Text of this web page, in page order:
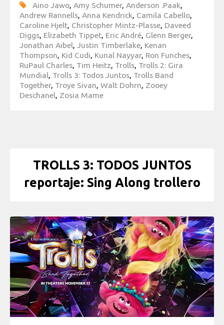
Aino Jawo, Amy Schumer, Anderson .Paak,
Andrew Rannells, Anna Kendrick, Camila Cabello,
Caroline Hjelt, Christopher Mintz-Plasse, Daveed
Diggs, Elizabeth Tippet, Eric André, Glenn Berger,
Jonathan Aibel, Justin Timberlake, Kenan
Thompson, Kid Cudi, Kunal Nayyar, Ron Funches,
RuPaul Charles, Tim Heitz, Trolls, Trolls 2: Gira
Mundial, Trolls 3: Todos Juntos, Trolls Band
Together, Troye Sivan, Walt Dohrn, Zooey
Deschanel, Zosia Mame
TROLLS 3: TODOS JUNTOS
reportaje: Sing Along trollero